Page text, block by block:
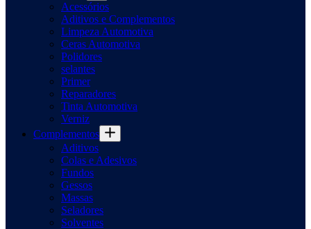
Acessórios
Aditivos e Complementos
Limpeza Automotiva
Ceras Automotiva
Polidores
selantes
Primer
Reparadores
Tinta Automotiva
Verniz
Complementos
Aditivos
Colas e Adesivos
Fundos
Gessos
Massas
Seladores
Solventes